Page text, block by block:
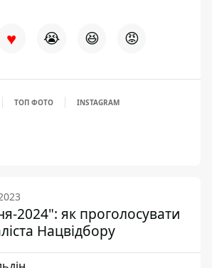
♥ 😭 😆 😡
ТОП ФОТО INSTAGRAM
2024": як проголосувати
Нацвідбору